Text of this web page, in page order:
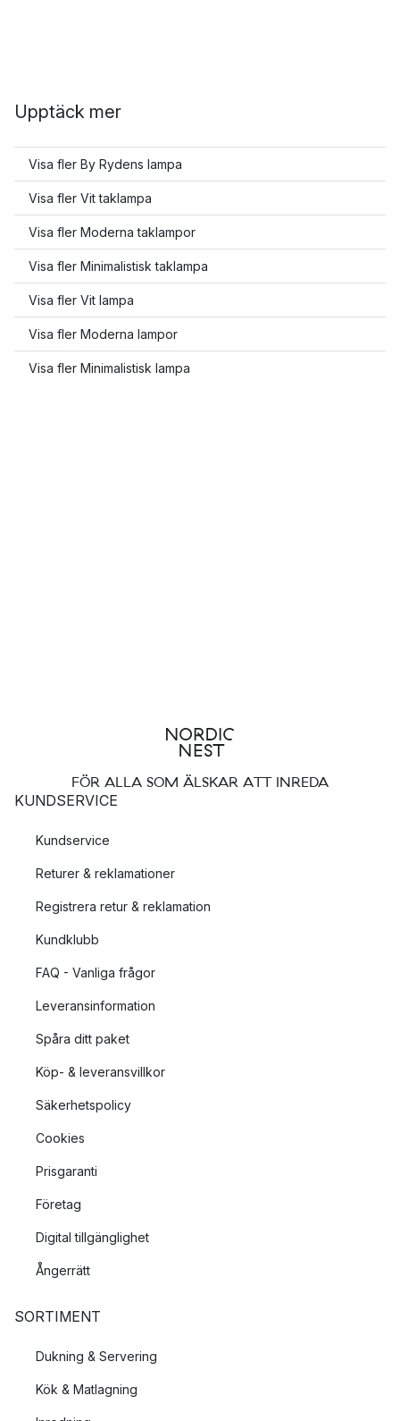
Upptäck mer
Visa fler By Rydens lampa
Visa fler Vit taklampa
Visa fler Moderna taklampor
Visa fler Minimalistisk taklampa
Visa fler Vit lampa
Visa fler Moderna lampor
Visa fler Minimalistisk lampa
FÖR ALLA SOM ÄLSKAR ATT INREDA
KUNDSERVICE
Kundservice
Returer & reklamationer
Registrera retur & reklamation
Kundklubb
FAQ - Vanliga frågor
Leveransinformation
Spåra ditt paket
Köp- & leveransvillkor
Säkerhetspolicy
Cookies
Prisgaranti
Företag
Digital tillgänglighet
Ångerrätt
SORTIMENT
Dukning & Servering
Kök & Matlagning